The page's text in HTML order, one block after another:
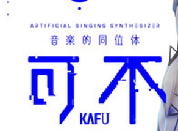
ベース
キーボード